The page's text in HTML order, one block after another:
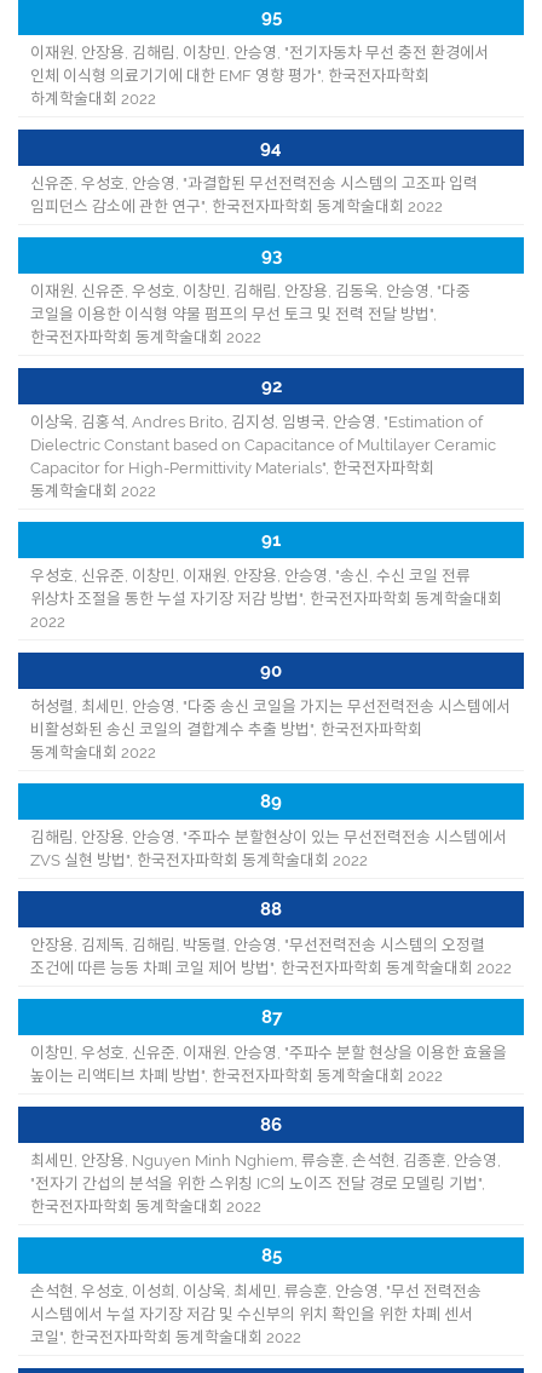
95
이재원, 안장용, 김해림, 이창민, 안승영, "전기자동차 무선 충전 환경에서
인체 이식형 의료기기에 대한 EMF 영향 평가", 한국전자파학회
하계학술대회 2022
94
신유준, 우성호, 안승영, "과결합된 무선전력전송 시스템의 고조파 입력
임피던스 감소에 관한 연구", 한국전자파학회 동계학술대회 2022
93
이재원, 신유준, 우성호, 이창민, 김해림, 안장용, 김동욱, 안승영, "다중
코일을 이용한 이식형 약물 펌프의 무선 토크 및 전력 전달 방법",
한국전자파학회 동계학술대회 2022
92
이상욱, 김홍석, Andres Brito, 김지성, 임병국, 안승영, "Estimation of
Dielectric Constant based on Capacitance of Multilayer Ceramic
Capacitor for High-Permittivity Materials", 한국전자파학회
동계학술대회 2022
91
우성호, 신유준, 이창민, 이재원, 안장용, 안승영, "송신, 수신 코일 전류
위상차 조절을 통한 누설 자기장 저감 방법", 한국전자파학회 동계학술대회
2022
90
허성렬, 최세민, 안승영, "다중 송신 코일을 가지는 무선전력전송 시스템에서
비활성화된 송신 코일의 결합계수 추출 방법", 한국전자파학회
동계학술대회 2022
89
김해림, 안장용, 안승영, "주파수 분할현상이 있는 무선전력전송 시스템에서
ZVS 실현 방법", 한국전자파학회 동계학술대회 2022
88
안장용, 김제독, 김해림, 박동렬, 안승영, "무선전력전송 시스템의 오정렬
조건에 따른 능동 차폐 코일 제어 방법", 한국전자파학회 동계학술대회 2022
87
이창민, 우성호, 신유준, 이재원, 안승영, "주파수 분할 현상을 이용한 효율을
높이는 리액티브 차폐 방법", 한국전자파학회 동계학술대회 2022
86
최세민, 안장용, Nguyen Minh Nghiem, 류승훈, 손석현, 김종훈, 안승영,
"전자기 간섭의 분석을 위한 스위칭 IC의 노이즈 전달 경로 모델링 기법",
한국전자파학회 동계학술대회 2022
85
손석현, 우성호, 이성희, 이상욱, 최세민, 류승훈, 안승영, "무선 전력전송
시스템에서 누설 자기장 저감 및 수신부의 위치 확인을 위한 차폐 센서
코일", 한국전자파학회 동계학술대회 2022